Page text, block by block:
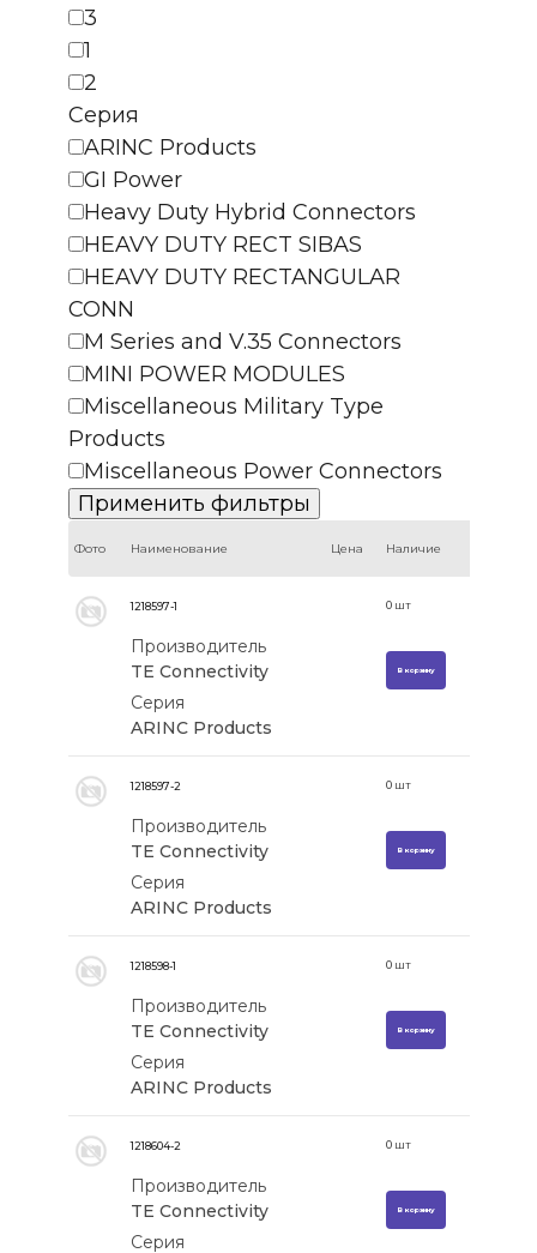
Фото Наименование Цена Наличие
1218597-1
Производитель
TE Connectivity
Серия
ARINC Products
0шт
В корзину
1218597-2
Производитель
TE Connectivity
Серия
ARINC Products
0шт
В корзину
1218598-1
Производитель
TE Connectivity
Серия
ARINC Products
0шт
В корзину
1218604-2
Производитель
TE Connectivity
Серия
0шт
В корзину
3
1
2
Серия
ARINC Products
GI Power
Heavy Duty Hybrid Connectors
HEAVY DUTY RECT SIBAS
HEAVY DUTY RECTANGULAR
CONN
M Series and V.35 Connectors
MINI POWER MODULES
Miscellaneous Military Type
Products
Miscellaneous Power Connectors